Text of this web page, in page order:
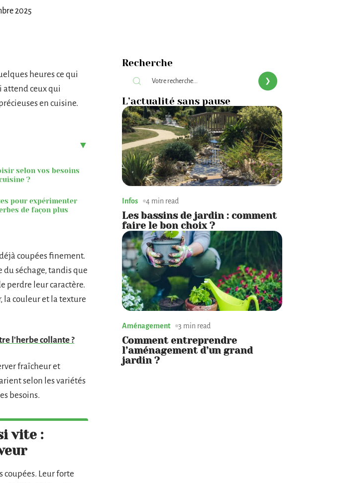
2025
heures ce qui
attend ceux qui
en cuisine.
selon vos besoins
?
pour expérimenter
de façon plus
coupées finement.
du séchage, tandis que
perdre leur caractère.
la couleur et la texture
l'herbe collante ?
fraîcheur et
selon les variétés
besoins.
vite :
Leur forte
Recherche
L’actualité sans pause
Infos 4 min read
Les bassins de jardin : comment
faire le bon choix ?
Aménagement 3 min read
Comment entreprendre
l’aménagement d’un grand
jardin ?